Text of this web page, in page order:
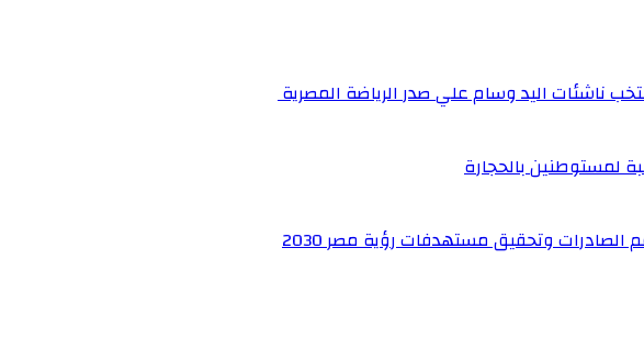
ناشئات اليد وسام علي صدر الرياضة المصرية
لمستوطنين بالحجارة
الصادرات وتحقيق مستهدفات رؤية مصر 2030